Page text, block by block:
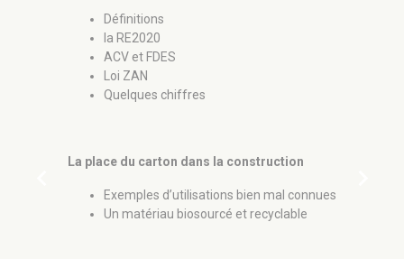
Définitions
la RE2020
ACV et FDES
Loi ZAN
Quelques chiffres
La place du carton dans la construction
Exemples d’utilisations bien mal connues
Un matériau biosourcé et recyclable